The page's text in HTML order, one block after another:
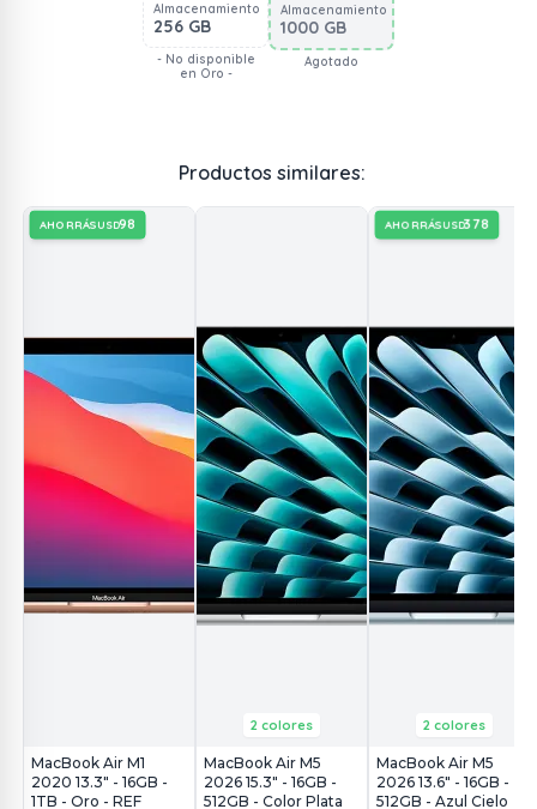
Almacenamiento
256 GB
- No disponible
en Oro -
Almacenamiento
1000 GB
Agotado
Productos similares:
AHORRÁSUSD98
MacBook Air M1
2020 13.3" - 16GB -
1TB - Oro - REF
2 colores
MacBook Air M5
2026 15.3" - 16GB -
512GB - Color Plata
AHORRÁSUSD378
2 colores
MacBook Air M5
2026 13.6" - 16GB -
512GB - Azul Cielo